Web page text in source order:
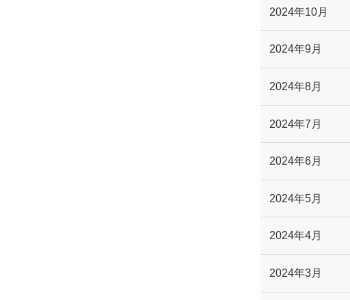
2024年10月
2024年9月
2024年8月
2024年7月
2024年6月
2024年5月
2024年4月
2024年3月